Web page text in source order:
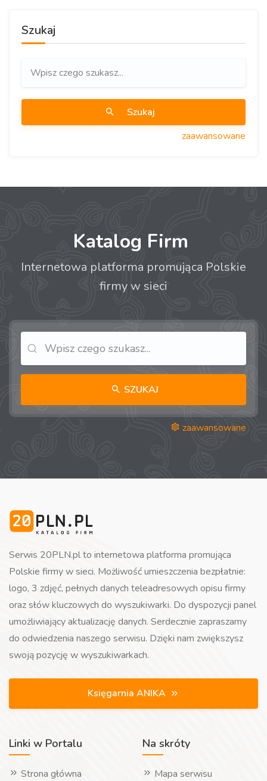
Szukaj
Szukaj
zaawansowane
Katalog Firm
Internetowa platforma promująca Polskie
firmy w sieci
SZUKAJ
zaawansowane
Serwis 20PLN.pl to internetowa platforma promująca
Polskie firmy w sieci. Możliwość umieszczenia bezpłatnie:
logo, 3 zdjęć, pełnych danych teleadresowych opisu firmy
oraz słów kluczowych do wyszukiwarki. Do dyspozycji panel
umożliwiający aktualizację danych. Serdecznie zapraszamy
do odwiedzenia naszego serwisu. Dzięki nam zwiększysz
swoją pozycję w wyszukiwarkach.
Księgarnia ANIKA
Linki w Portalu
Strona główna
Na skróty
Mapa serwisu